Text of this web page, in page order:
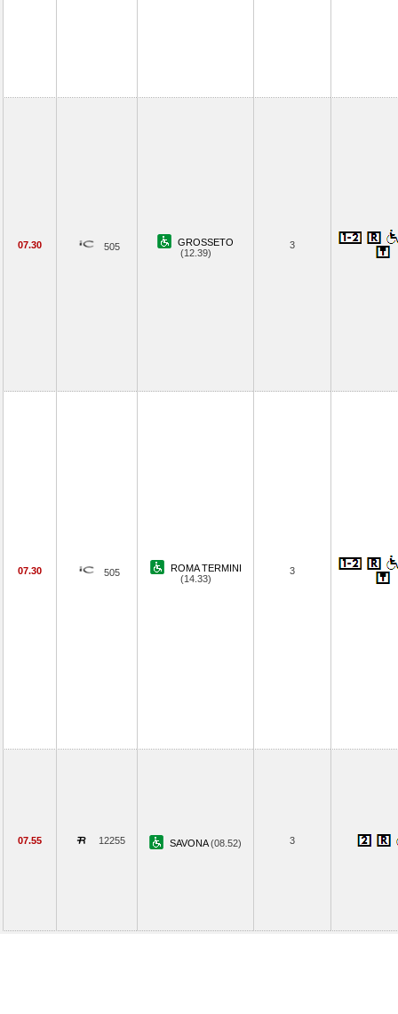
07.30 505
GROSSETO
(12.39)
3
07.30 505
ROMA TERMINI
(14.33)
3
07.55 12255 SAVONA(08.52) 3